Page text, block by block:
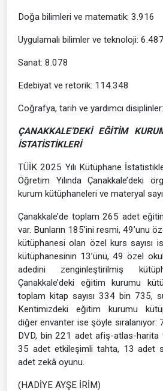
Doğa bilimleri ve matematik: 3.916
Uygulamalı bilimler ve teknoloji: 6.487
Sanat: 8.078
Edebiyat ve retorik: 114.348
Coğrafya, tarih ve yardımcı
ÇANAKKALE’DEKİ EĞİTİM
İSTATİSTİKLERİ
TÜİK 2025 Yılı Kütüphane
Öğretim Yılında Çanakkale’deki
kurum kütüphaneleri ve materyal
Çanakkale’de toplam 265 adet
var. Bunların 185’ini resmi, 49’unu
kütüphanesi olan özel kurs sayısı
kütüphanesinin 13’ünü, 49 özel
adedini zenginleştirilmiş
Çanakkale’deki eğitim kurumu
toplam kitap sayısı 334 bin 735,
Kentimizdeki eğitim kurumu
diğer envanter ise şöyle
DVD, bin 221 adet afiş-atlas-harita
35 adet etkileşimli tahta, 13 adet
adet zekâ oyunu.
(HADİYE AYŞE İRİM)